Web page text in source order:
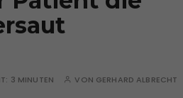
3 MINUTEN VON GERHARD ALBRECHT